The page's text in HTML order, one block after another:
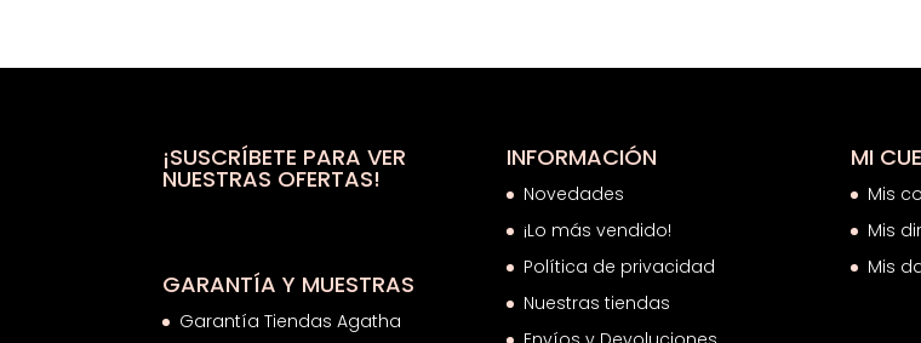
era:
es:
era:
es:
¡SUSCRÍBETE PARA VER
NUESTRAS OFERTAS!
GARANTÍA Y MUESTRAS
Garantía Tiendas Agatha
INFORMACIÓN
Novedades
¡Lo más vendido!
Política de privacidad
Nuestras tiendas
MI
Mis
Mis
Mis